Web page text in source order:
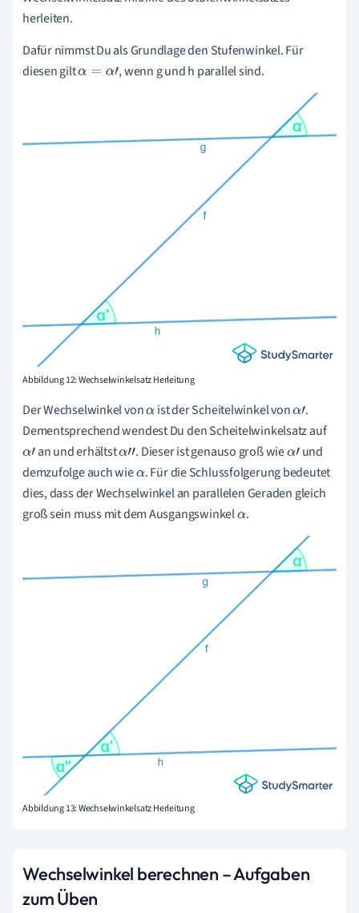
herleiten.
Dafür nimmst Du als Grundlage den Stufenwinkel. Für
diesen giltα= α' , wenn g und h parallel sind.
Abbildung 12: Wechselwinkelsatz Herleitung
Der Wechselwinkel vonα ist der Scheitelwinkel vonα'.
Dementsprechend wendest Du den Scheitelwinkelsatz auf
α' an und erhältstα'' . Dieser ist genauso groß wieα'und
demzufolge auch wieα. Für die Schlussfolgerung bedeutet
dies, dass der Wechselwinkel an parallelen Geraden gleich
groß sein muss mit dem Ausgangswinkelα.
Abbildung 13: Wechselwinkelsatz Herleitung
Wechselwinkel berechnen – Aufgaben
zum Üben